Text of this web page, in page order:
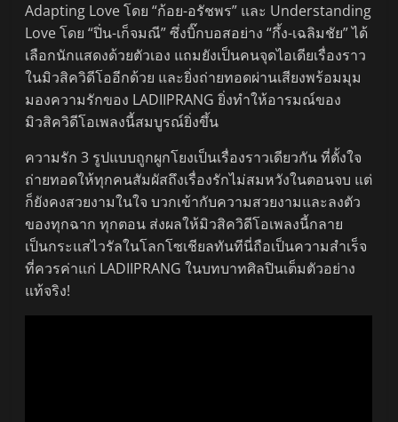
Adapting Love โดย “ก้อย-อรัชพร” และ Understanding
Love โดย “ปิ่น-เก็จมณี” ซึ่งบิ๊กบอสอย่าง “กึ้ง-เฉลิมชัย” ได้
เลือกนักแสดงด้วยตัวเอง แถมยังเป็นคนจุดไอเดียเรื่องราว
ในมิวสิควิดีโออีกด้วย และยิ่งถ่ายทอดผ่านเสียงพร้อมมุม
มองความรักของ LADIIPRANG ยิ่งทำให้อารมณ์ของ
มิวสิควิดีโอเพลงนี้สมบูรณ์ยิ่งขึ้น
ความรัก 3 รูปแบบถูกผูกโยงเป็นเรื่องราวเดียวกัน ที่ตั้งใจ
ถ่ายทอดให้ทุกคนสัมผัสถึงเรื่องรักไม่สมหวังในตอนจบ แต่
ก็ยังคงสวยงามในใจ บวกเข้ากับความสวยงามและลงตัว
ของทุกฉาก ทุกตอน ส่งผลให้มิวสิควิดีโอเพลงนี้กลาย
เป็นกระแสไวรัลในโลกโซเชียลทันทีนี่ถือเป็นความสำเร็จ
ที่ควรค่าแก่ LADIIPRANG ในบทบาทศิลปินเต็มตัวอย่าง
แท้จริง!